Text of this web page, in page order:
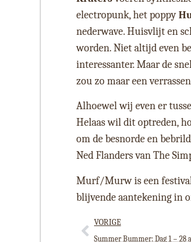
electropunk, het poppy
nederwave. Huisvlijt en
worden. Niet altijd even
interessanter. Maar de
zou zo maar een
Alhoewel wij even er
Helaas wil dit optreden,
om de besnorde en
Ned Flanders van The
Murf/Murw is een festival
blijvende aantekening in
VORIGE
Summer Bummer: Dag 1 – 28